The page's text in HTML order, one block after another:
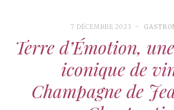
7 DÉCEMBRE 2023
Terre d’Émotion,
iconique de
Champagne de